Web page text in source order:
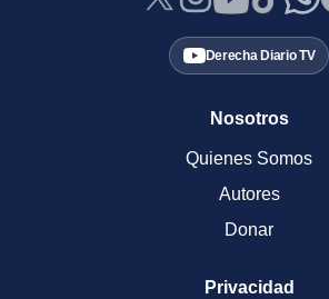
Derecha Diario TV
Nosotros
Quienes Somos
Autores
Donar
Privacidad